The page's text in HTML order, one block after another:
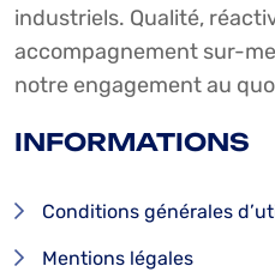
industriels. Qualité,
accompagnement sur-
notre engagement au
INFORMATIONS
Conditions générales
Mentions légales